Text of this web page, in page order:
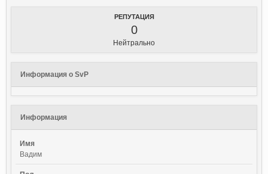
РЕПУТАЦИЯ
0
Нейтрально
Информация о SvP
Информация
Имя
Вадим